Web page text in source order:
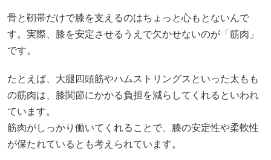
骨と靭帯だけで膝を支えるのはちょっと心もとないんで
す。実際、膝を安定させるうえで欠かせないのが「筋肉」
です。
たとえば、大腿四頭筋やハムストリングスといった太もも
の筋肉は、膝関節にかかる負担を減らしてくれるといわれ
ています。
筋肉がしっかり働いてくれることで、膝の安定性や柔軟性
が保たれているとも考えられています。